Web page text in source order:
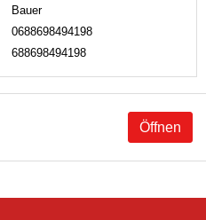
Bauer
0688698494198
688698494198
Öffnen